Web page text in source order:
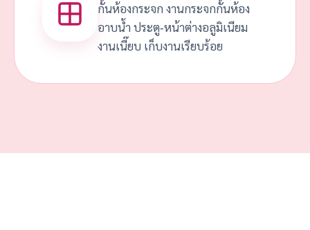
กั้นห้องกระจก งานกระจกกั้นห้อง
อาบน้ำ ประตู-หน้าต่างอลูมิเนียม
งานเนี๊ยบ เก็บงานเรียบร้อย